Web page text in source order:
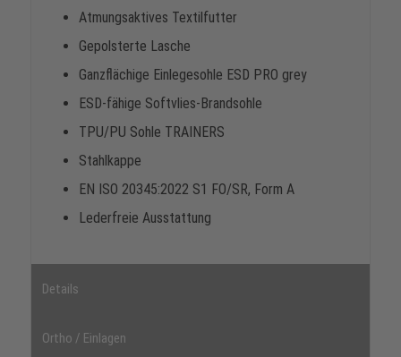
Atmungsaktives Textilfutter
Gepolsterte Lasche
Ganzflächige Einlegesohle ESD PRO grey
ESD-fähige Softvlies-Brandsohle
TPU/PU Sohle TRAINERS
Stahlkappe
EN ISO 20345:2022 S1 FO/SR, Form A
Lederfreie Ausstattung
Details
Ortho / Einlagen